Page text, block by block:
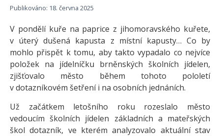
Publikováno: 18. června 2025
V pondělí kuře na paprice z jihomoravského kuřete,
v úterý dušená kapusta z místní kapusty… Co by
mohlo přispět k tomu, aby takto vypadalo co nejvíce
položek na jídelníčku brněnských školních jídelen,
zjišťovalo město během tohoto pololetí
v dotazníkovém šetření i na osobních jednáních.
Už začátkem letošního roku rozeslalo město
vedoucím školních jídelen základních a mateřských
škol dotazník, ve kterém analyzovalo aktuální stav